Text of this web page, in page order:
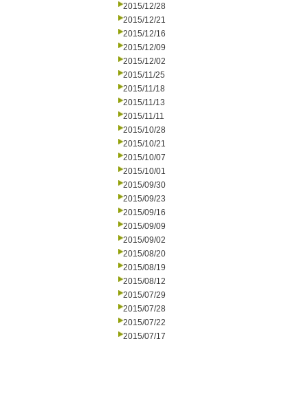
2015/12/28
2015/12/21
2015/12/16
2015/12/09
2015/12/02
2015/11/25
2015/11/18
2015/11/13
2015/11/11
2015/10/28
2015/10/21
2015/10/07
2015/10/01
2015/09/30
2015/09/23
2015/09/16
2015/09/09
2015/09/02
2015/08/20
2015/08/19
2015/08/12
2015/07/29
2015/07/28
2015/07/22
2015/07/17